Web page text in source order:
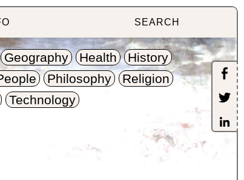
SEARCH
Geography Health
History
Philosophy
Religion
Technology